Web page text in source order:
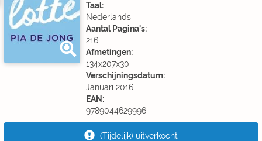
Taal:
Nederlands
Aantal Pagina's:
216
Afmetingen:
134x207x30
Verschijningsdatum:
Januari 2016
EAN:
9789044629996
(Tijdelijk) uitverkocht